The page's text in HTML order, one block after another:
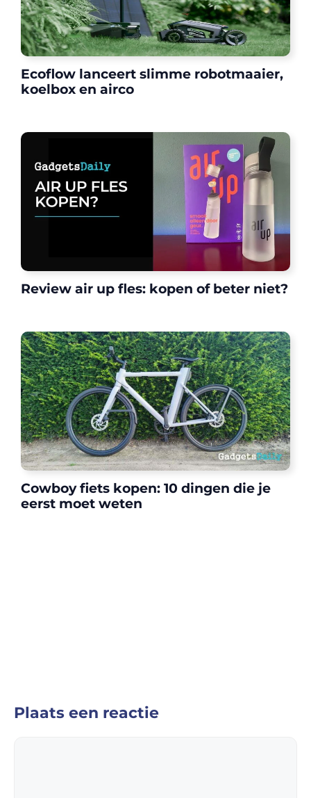
Ecoflow lanceert slimme robotmaaier,
koelbox en airco
Review air up fles: kopen of beter niet?
Cowboy fiets kopen: 10 dingen die je
eerst moet weten
Plaats een reactie